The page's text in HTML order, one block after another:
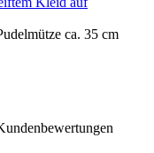
ca. 35 cm